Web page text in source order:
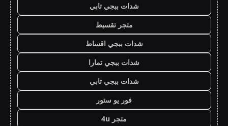
شدات ببجي تابي
متجر تقسيط
شدات ببجي اقساط
شدات ببجي تمارا
شدات ببجي تابي
فور يو ستور
متجر 4u